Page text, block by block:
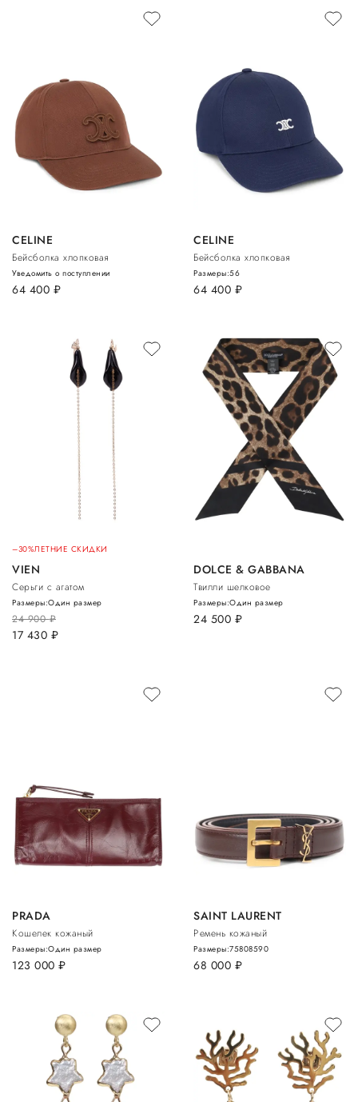
CELINE
Бейсболка хлопковая
64 400 руб.
Уведомить о поступлении
CELINE
Бейсболка хлопковая
64 400 руб.
Размеры:56
–30%ЛЕТНИЕ СКИДКИ
VIEN
Серьги с агатом
24 900руб.
17 430 руб.
Размеры:Один размер
DOLCE & GABBANA
Твилли шелковое
24 500 руб.
Размеры:Один размер
PRADA
Кошелек кожаный
123 000 руб.
Размеры:Один размер
SAINT LAURENT
Ремень кожаный
68 000 руб.
Размеры:75808590